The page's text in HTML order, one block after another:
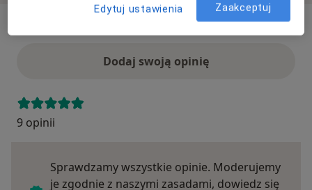
Dodaj swoją opinię
9 opinii
Sprawdzamy wszystkie opinie. Moderujemy
je zgodnie z naszymi zasadami, dowiedz się
Edytuj ustawienia Zaakceptuj